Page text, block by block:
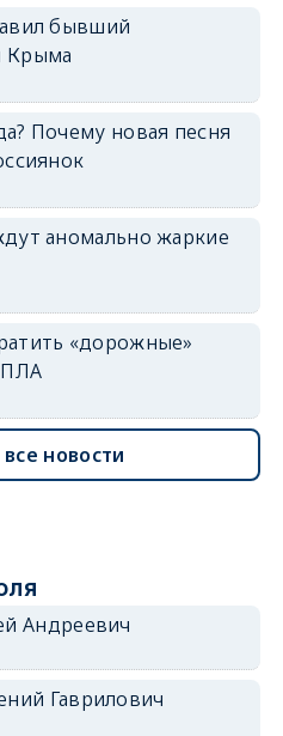
бывший
Крыма
Почему новая песня
аномально жаркие
«дорожные»
новости
Андреевич
Гаврилович